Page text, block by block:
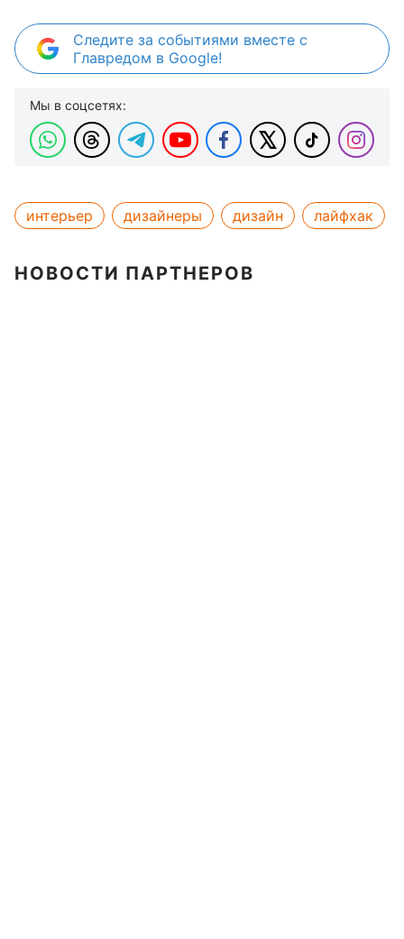
Следите за событиями вместе с
Главредом в Google!
Мы в соцсетях:
интерьер дизайнеры дизайн лайфхак
НОВОСТИ ПАРТНЕРОВ